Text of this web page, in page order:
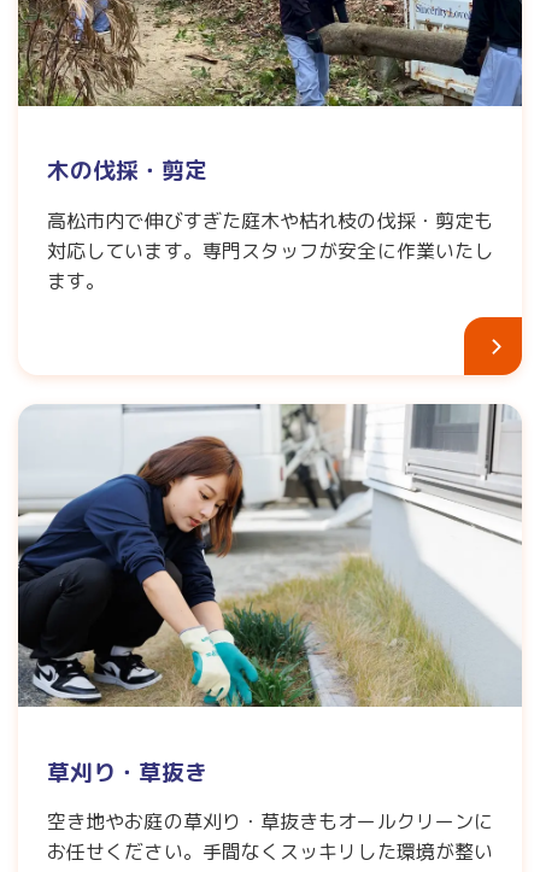
木の伐採・剪定
高松市内で伸びすぎた庭木や枯れ枝の伐採・剪定も
対応しています。専門スタッフが安全に作業いたし
ます。
草刈り・草抜き
空き地やお庭の草刈り・草抜きもオールクリーンに
お任せください。手間なくスッキリした環境が整い